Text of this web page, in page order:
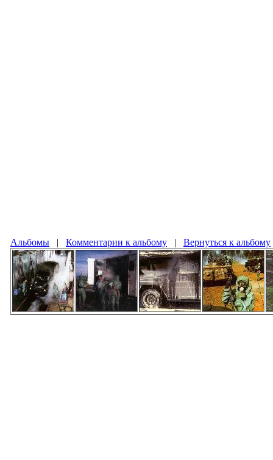
Альбомы | Комментарии к альбому | Вернуться к альбому